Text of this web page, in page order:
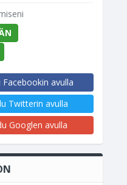
Facebookin avulla
Twitterin avulla
Googlen avulla